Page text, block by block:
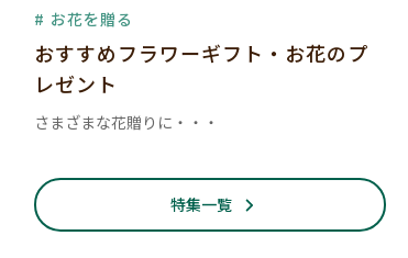
# お花を贈る
おすすめフラワーギフト・お花のプ
レゼント
さまざまな花贈りに・・・
特集一覧